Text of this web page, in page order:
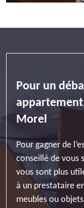
Pour un
Morel
Pour gagner de
conseillé de vous
vous sont plus
à un prestataire
meubles ou